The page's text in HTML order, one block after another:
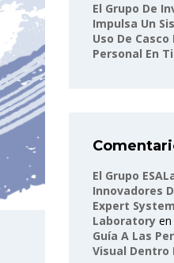
El Grupo De
Impulsa Un
Uso De
Personal En
El Grupo
Innovadores
Expert
Laboratory en
Guía A Las
Visual Dentro